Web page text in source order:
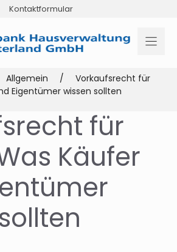
Kontaktformular
Allgemein /
Vorkaufsrecht für
Eigentümer wissen sollten
für
Käufer